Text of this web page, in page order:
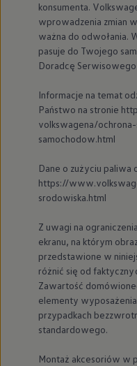
konsumenta.
wprowadzenia zmian
ważna do odwołania.
pasuje do Twojego
Doradcę
Informacje na temat
Państwo na stronie
volkswagena/
samochodow.html
Dane o zużyciu paliwa
https://
srodowiska.html
Z uwagi na
ekranu, na którym
przedstawione w
różnić się od
Zawartość
elementy
przypadkach
standardowego.
Montaż akcesoriów w